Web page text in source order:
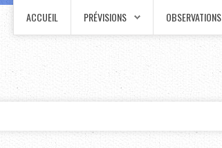
ACCUEIL PRÉVISIONS OBSERVATIONS